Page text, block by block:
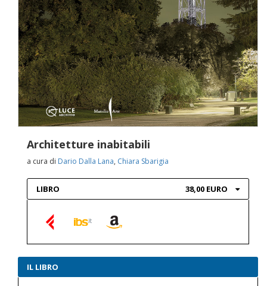
Architetture inabitabili
a cura di Dario Dalla Lana, Chiara Sbarigia
LIBRO 38,00 EURO
IL LIBRO